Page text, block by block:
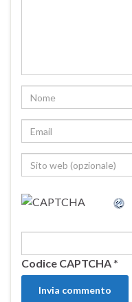
Codice CAPTCHA*